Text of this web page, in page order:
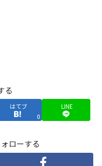
る
はてブ
0
LINE
ローする